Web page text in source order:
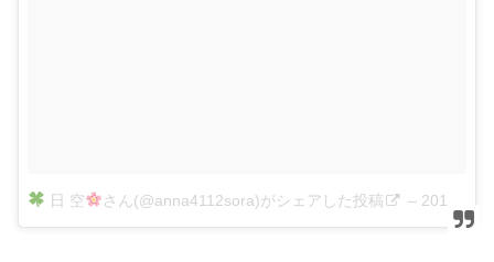
日 空 さん(@anna4112sora)がシェアした投稿 – 2019年 3月月27日午前8時37分PDT